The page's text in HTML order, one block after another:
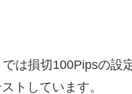
は損切100Pipsの設
トしています。